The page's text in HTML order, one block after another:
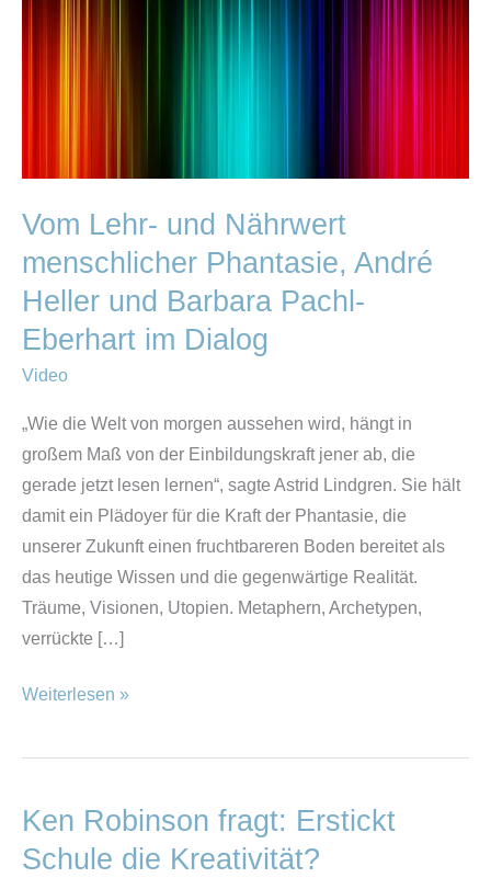
Vom Lehr- und Nährwert
menschlicher Phantasie, André
Heller und Barbara Pachl-
Eberhart im Dialog
Video
„Wie die Welt von morgen aussehen wird, hängt in
großem Maß von der Einbildungskraft jener ab, die
gerade jetzt lesen lernen“, sagte Astrid Lindgren. Sie hält
damit ein Plädoyer für die Kraft der Phantasie, die
unserer Zukunft einen fruchtbareren Boden bereitet als
das heutige Wissen und die gegenwärtige Realität.
Träume, Visionen, Utopien. Metaphern, Archetypen,
verrückte […]
Phantasie,
Pachl-
Eberhart
Dialog
Weiterlesen »
Ken Robinson fragt: Erstickt
Schule die Kreativität?
Ken
Robinson